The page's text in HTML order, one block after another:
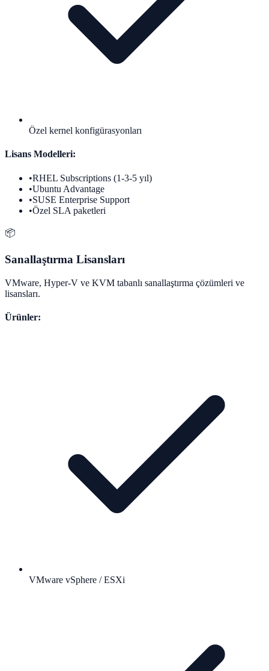
Özel kernel konfigürasyonları
Lisans Modelleri:
•RHEL Subscriptions (1-3-5 yıl)
•Ubuntu Advantage
•SUSE Enterprise Support
•Özel SLA paketleri
📦
Sanallaştırma Lisansları
VMware, Hyper-V ve KVM tabanlı sanallaştırma çözümleri ve
lisansları.
Ürünler:
VMware vSphere / ESXi